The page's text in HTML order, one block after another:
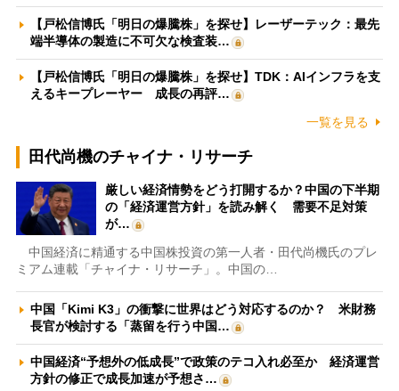
【戸松信博氏「明日の爆騰株」を探せ】レーザーテック：最先
端半導体の製造に不可欠な検査装…
【戸松信博氏「明日の爆騰株」を探せ】TDK：AIインフラを支
えるキープレーヤー 成長の再評…
一覧を見る
田代尚機のチャイナ・リサーチ
厳しい経済情勢をどう打開するか？中国の下半期
の「経済運営方針」を読み解く 需要不足対策
が…
中国経済に精通する中国株投資の第一人者・田代尚機氏のプレ
ミアム連載「チャイナ・リサーチ」。中国の…
中国「Kimi K3」の衝撃に世界はどう対応するのか？ 米財務
長官が検討する「蒸留を行う中国…
中国経済“予想外の低成長”で政策のテコ入れ必至か 経済運営
方針の修正で成長加速が予想さ…